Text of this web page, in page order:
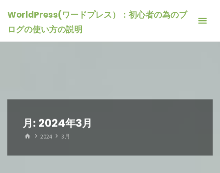
WorldPress(ワードプレス）：初心者の為のブ
ログの使い方の説明
月: 2024年3月
ホ 2024 3月